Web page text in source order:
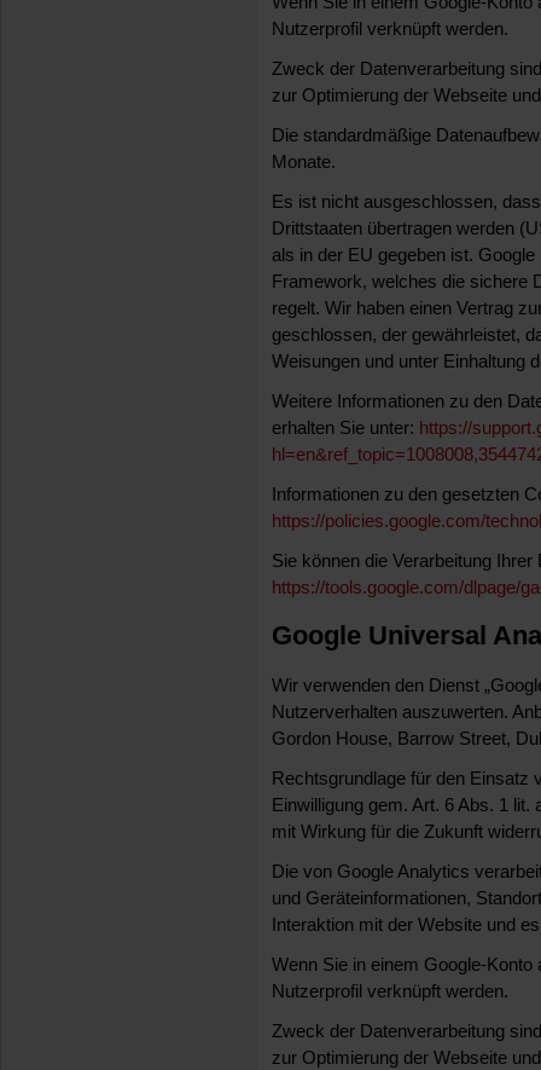
Nutzerprofil verknüpft werden.
Zweck der Datenverarbeitung
zur Optimierung der Webseite
Die standardmäßige
Monate.
Es ist nicht ausgeschlossen,
Drittstaaten übertragen werden
als in der EU gegeben ist.
Framework, welches die sichere
regelt. Wir haben einen Vertrag
geschlossen, der gewährleistet,
Weisungen und unter Einhaltung
Weitere Informationen zu den
erhalten Sie unter: https://
Informationen zu den gesetzten
https://policies.google.com/
Sie können die Verarbeitung
https://tools.google.com/dlpage/
Google Universal
Wir verwenden den Dienst
Nutzerverhalten auszuwerten.
Gordon House, Barrow Street,
Rechtsgrundlage für den Einsatz
Einwilligung gem. Art. 6 Abs. 1
mit Wirkung für die Zukunft
Die von Google Analytics
und Geräteinformationen,
Interaktion mit der Website und
Wenn Sie in einem Google-
Nutzerprofil verknüpft werden.
Zweck der Datenverarbeitung
zur Optimierung der Webseite